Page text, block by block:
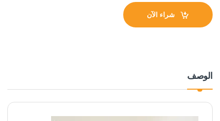
شراء الآن
الوصف